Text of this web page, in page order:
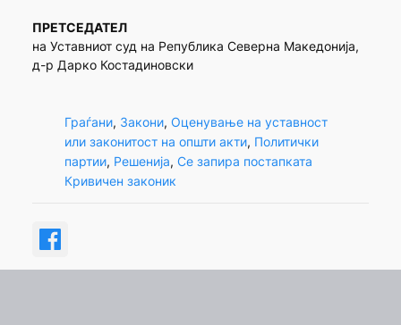
ПРЕТСЕДАТЕЛ
на Уставниот суд на Република Северна Македонија,
д-р Дарко Костадиновски
Граѓани, Закони, Оценување на уставност
или законитост на општи акти, Политички
партии, Решенија, Се запира постапката
Кривичен законик